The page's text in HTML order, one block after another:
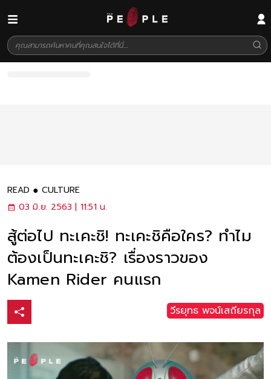
READ
CULTURE
03 มิ.ย. 2563 | 11:51 น.
สู้ต่อไป ทะเคะชิ! ทะเคะชิคือใคร? ทำไม
ต้องเป็นทะเคะชิ? เรื่องราวของ
Kamen Rider คนแรก
วีรยุทธ พจน์เสถียรกุล